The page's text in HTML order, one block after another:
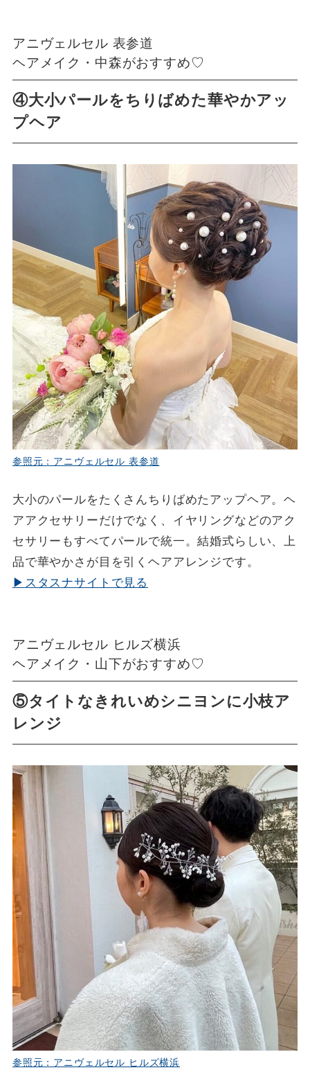
アニヴェルセル 表参道
ヘアメイク・中森がおすすめ♡
④大小パールをちりばめた華やかアッ
プヘア
参照元：アニヴェルセル 表参道
大小のパールをたくさんちりばめたアップヘア。ヘ
アアクセサリーだけでなく、イヤリングなどのアク
セサリーもすべてパールで統一。結婚式らしい、上
品で華やかさが目を引くヘアアレンジです。
▶スタスナサイトで見る
アニヴェルセル ヒルズ横浜
ヘアメイク・山下がおすすめ♡
⑤タイトなきれいめシニヨンに小枝ア
レンジ
参照元：アニヴェルセル ヒルズ横浜